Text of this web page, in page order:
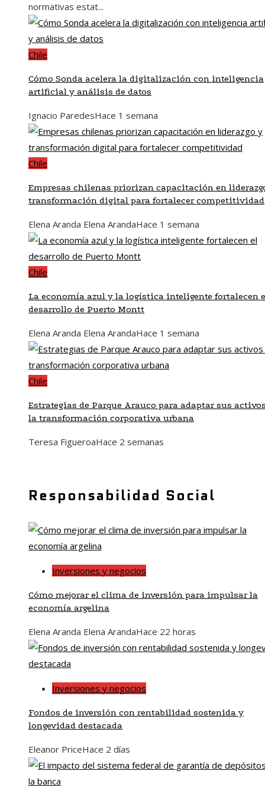
normativas estat...
Chile
Cómo Sonda acelera la digitalización con inteligencia
artificial y análisis de datos
Ignacio ParedesHace 1 semana
Chile
Empresas chilenas priorizan capacitación en
transformación digital para fortalecer competitividad
Elena Aranda Elena ArandaHace 1 semana
Chile
La economía azul y la logística inteligente fortalecen
desarrollo de Puerto Montt
Elena Aranda Elena ArandaHace 1 semana
Chile
Estrategias de Parque Arauco para adaptar sus
la transformación corporativa urbana
Teresa FigueroaHace 2 semanas
Responsabilidad Social
Inversiones y negocios
Cómo mejorar el clima de inversión para impulsar la
economía argelina
Elena Aranda Elena ArandaHace 22 horas
Inversiones y negocios
Fondos de inversión con rentabilidad sostenida y
longevidad destacada
Eleanor PriceHace 2 días